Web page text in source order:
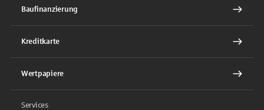
Baufinanzierung
Kreditkarte
Wertpapiere
Services